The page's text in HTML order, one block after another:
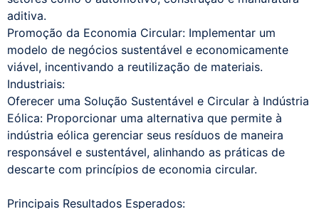
aditiva.
Promoção da Economia Circular: Implementar um
modelo de negócios sustentável e economicamente
viável, incentivando a reutilização de materiais.
Industriais:
Oferecer uma Solução Sustentável e Circular à Indústria
Eólica: Proporcionar uma alternativa que permite à
indústria eólica gerenciar seus resíduos de maneira
responsável e sustentável, alinhando as práticas de
descarte com princípios de economia circular.
Principais Resultados Esperados: